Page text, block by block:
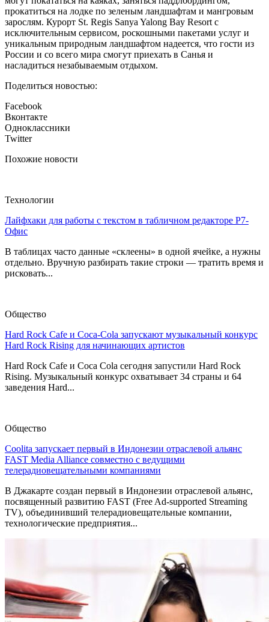
прокатиться на лодке по зеленым ландшафтам и мангровым
зарослям. Курорт St. Regis Sanya Yalong Bay Resort с
исключительным сервисом, роскошными пакетами услуг и
уникальным природным ландшафтом надеется, что гости из
России и со всего мира смогут приехать в Санья и
насладиться незабываемым отдыхом.
Поделиться новостью:
Facebook
Вконтакте
Одноклассники
Twitter
Похожие новости
Технологии
Лайфхаки для работы с текстом в табличном редакторе Р7-
Офис
В таблицах часто данные «склеены» в одной ячейке, а нужны
отдельно. Вручную разбирать такие строки — тратить время и
рисковать...
Общество
Hard Rock Cafe и Coca-Cola запускают музыкальный конкурс
Hard Rock Rising для начинающих артистов
Hard Rock Cafe и Coca Cola сегодня запустили Hard Rock
Rising. Музыкальный конкурс охватывает 34 страны и 64
заведения Hard...
Общество
Coolita запускает первый в Индонезии отраслевой альянс
FAST Media Alliance совместно с ведущими
телерадиовещательными компаниями
В Джакарте создан первый в Индонезии отраслевой альянс,
посвященный развитию FAST (Free Ad-supported Streaming
TV), объединивший телерадиовещательные компании,
технологические предприятия...